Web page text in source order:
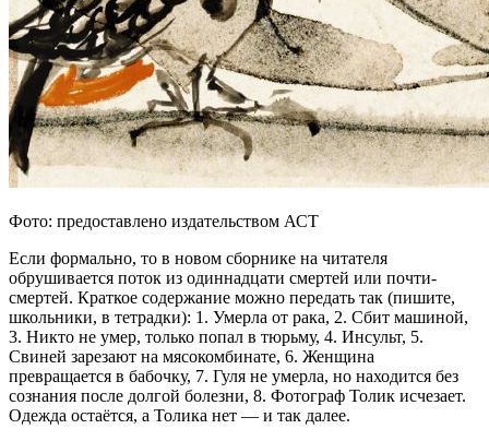
Фото: предоставлено издательством АСТ
Если формально, то в новом сборнике на читателя
обрушивается поток из одиннадцати смертей или почти-
смертей. Краткое содержание можно передать так (пишите,
школьники, в тетрадки): 1. Умерла от рака, 2. Сбит машиной,
3. Никто не умер, только попал в тюрьму, 4. Инсульт, 5.
Свиней зарезают на мясокомбинате, 6. Женщина
превращается в бабочку, 7. Гуля не умерла, но находится без
сознания после долгой болезни, 8. Фотограф Толик исчезает.
Одежда остаётся, а Толика нет — и так далее.